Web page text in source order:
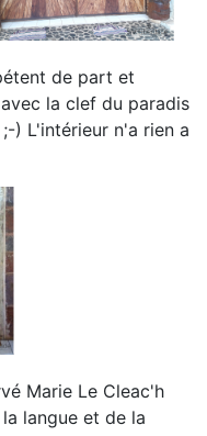
de part et
la clef du paradis
) L'intérieur n'a rien a
Marie Le Cleac'h
langue et de la